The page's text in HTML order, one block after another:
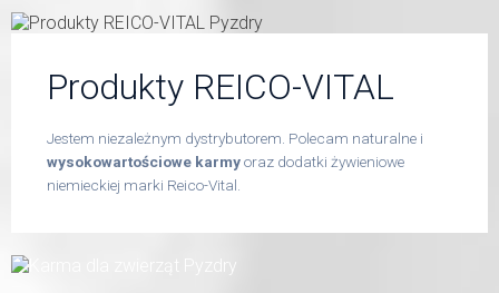
Produkty REICO-VITAL
Jestem niezależnym dystrybutorem. Polecam naturalne i
wysokowartościowe karmyoraz dodatki żywieniowe
niemieckiej marki Reico-Vital.